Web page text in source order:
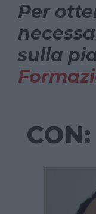
Per
sulla
CON: